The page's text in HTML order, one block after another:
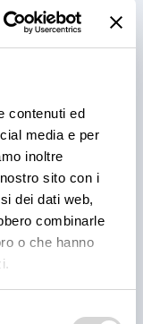
contenuti ed
media e per
inoltre
sito con i
dei dati web,
combinarle
o che hanno
per il
i vini
ricercati